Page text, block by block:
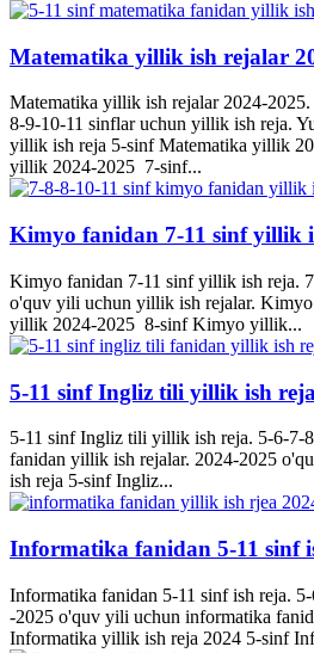
Matematika yillik ish rejalar
Matematika yillik ish rejalar 2024-
8-9-10-11 sinflar uchun yillik ish reja.
yillik ish reja 5-sinf Matematika yillik
yillik 2024-2025 7-sinf...
Kimyo fanidan 7-11 sinf yillik
Kimyo fanidan 7-11 sinf yillik ish reja.
o'quv yili uchun yillik ish rejalar.
yillik 2024-2025 8-sinf Kimyo yillik...
5-11 sinf Ingliz tili yillik ish reja
5-11 sinf Ingliz tili yillik ish reja. 5-6-7-
fanidan yillik ish rejalar. 2024-2025
ish reja 5-sinf Ingliz...
Informatika fanidan 5-11 sinf
Informatika fanidan 5-11 sinf ish reja.
-2025 o'quv yili uchun informatika
Informatika yillik ish reja 2024 5-sinf